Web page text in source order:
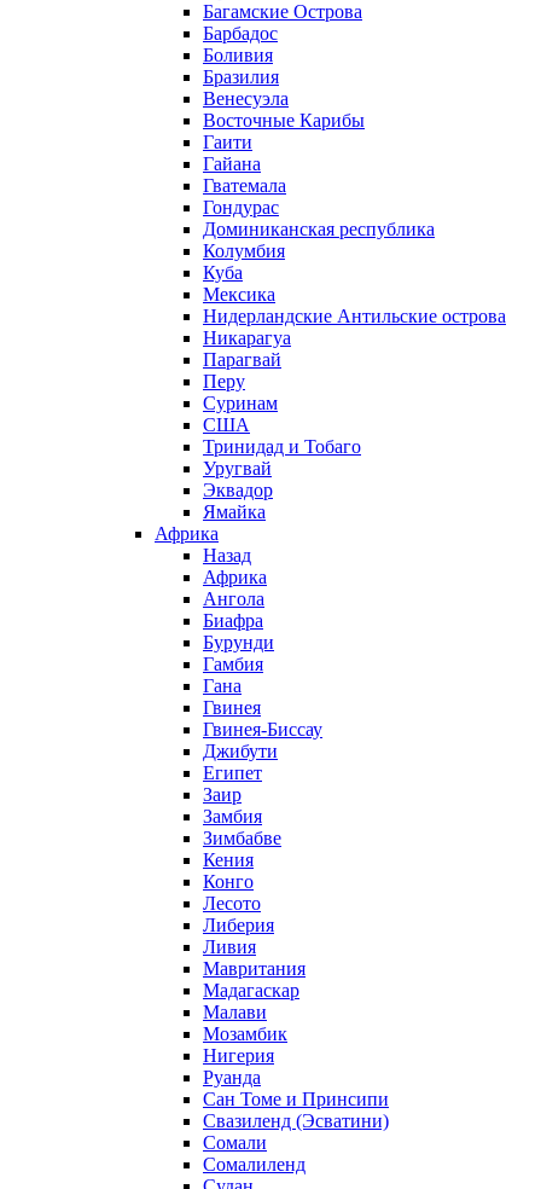
Багамские Острова
Барбадос
Боливия
Бразилия
Венесуэла
Восточные Карибы
Гаити
Гайана
Гватемала
Гондурас
Доминиканская республика
Колумбия
Куба
Мексика
Нидерландские Антильские острова
Никарагуа
Парагвай
Перу
Суринам
США
Тринидад и Тобаго
Уругвай
Эквадор
Ямайка
Африка
Назад
Африка
Ангола
Биафра
Бурунди
Гамбия
Гана
Гвинея
Гвинея-Биссау
Джибути
Египет
Заир
Замбия
Зимбабве
Кения
Конго
Лесото
Либерия
Ливия
Мавритания
Мадагаскар
Малави
Мозамбик
Нигерия
Руанда
Сан Томе и Принсипи
Свазиленд (Эсватини)
Сомали
Сомалиленд